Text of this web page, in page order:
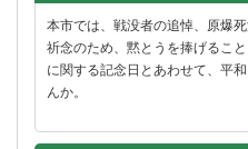
本市では、戦没者の追悼、原爆
祈念のため、黙とうを捧げるこ
に関する記念日とあわせて、平
んか。